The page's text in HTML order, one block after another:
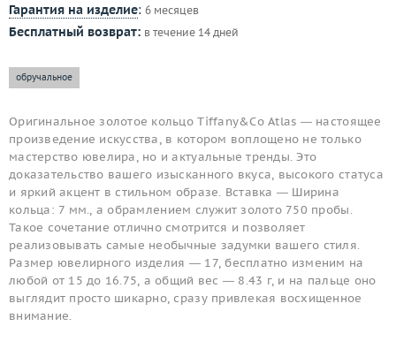
Гарантия на изделие: 6 месяцев
Бесплатный возврат: в течение 14 дней
обручальное
Оригинальное золотое кольцо Tiffany&Co Atlas — настоящее
произведение искусства, в котором воплощено не только
мастерство ювелира, но и актуальные тренды. Это
доказательство вашего изысканного вкуса, высокого статуса
и яркий акцент в стильном образе. Вставка — Ширина
кольца: 7 мм., а обрамлением служит золото 750 пробы.
Такое сочетание отлично смотрится и позволяет
реализовывать самые необычные задумки вашего стиля.
Размер ювелирного изделия — 17, бесплатно изменим на
любой от 15 до 16.75, а общий вес — 8.43 г, и на пальце оно
выглядит просто шикарно, сразу привлекая восхищенное
внимание.